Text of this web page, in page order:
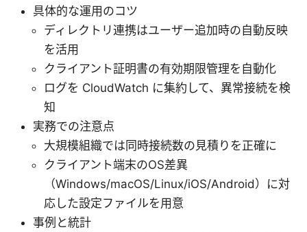
具体的な運用のコツ
ディレクトリ連携はユーザー追加時の自動反映
を活用
クライアント証明書の有効期限管理を自動化
ログを CloudWatch に集約して、異常接続を検
知
実務での注意点
大規模組織では同時接続数の見積りを正確に
クライアント端末のOS差異
（Windows/macOS/Linux/iOS/Android）に対
応した設定ファイルを用意
事例と統計